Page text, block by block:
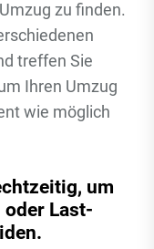
zu finden.
treffen Sie
Ihren Umzug
wie möglich
um
Last-